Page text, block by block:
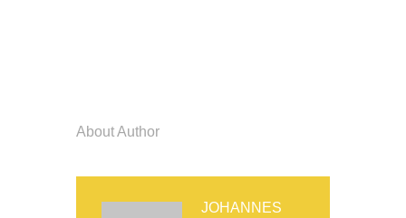
About Author
JOHANNES